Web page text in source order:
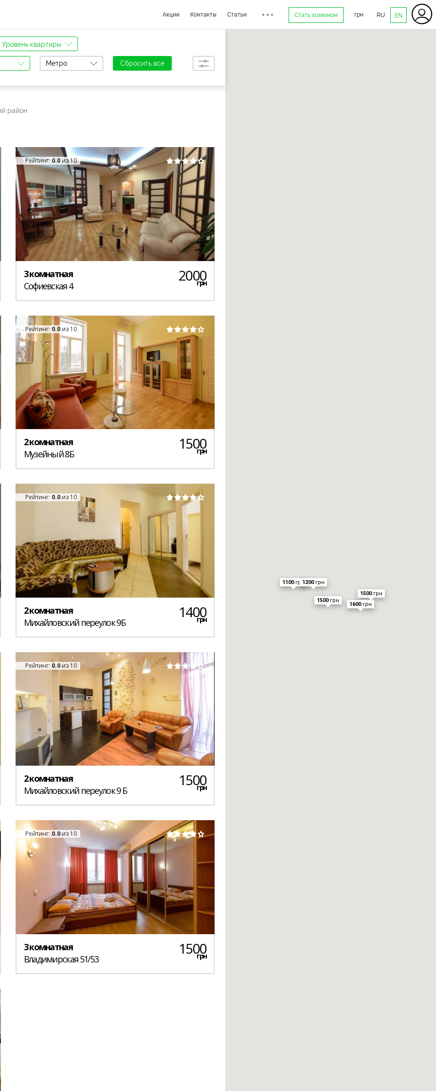
Акции Контакты Статьи Стать хозяином грн RU EN
Уровень квартиры
Метро Сбросить все
район
Рейтинг:0.0из 10
3 комнатная
Софиевская 4
2000
грн
Рейтинг: 0.0из 10
2 комнатная
Музейный 8Б
1500
грн
Рейтинг: 0.0из 10
2 комнатная
Михайловский переулок 9Б
1400
грн
Рейтинг: 0.0из 10
2 комнатная
Михайловский переулок 9 Б
1500
грн
Рейтинг: 0.0из 10
3 комнатная
Владимирская 51/53
1500
грн
1500грн
1100грн1200грн
1500грн
1600грн